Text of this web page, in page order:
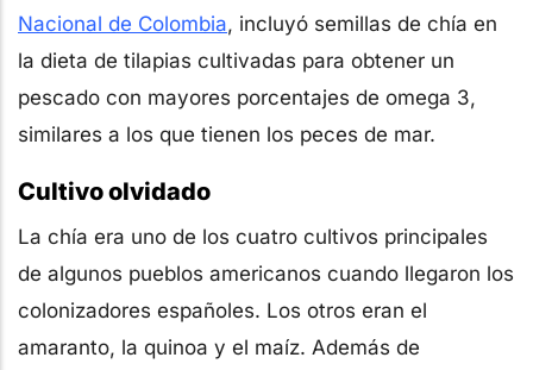
Nacional de Colombia, incluyó semillas de chía en
la dieta de tilapias cultivadas para obtener un
pescado con mayores porcentajes de omega 3,
similares a los que tienen los peces de mar.
Cultivo olvidado
La chía era uno de los cuatro cultivos principales
de algunos pueblos americanos cuando llegaron los
colonizadores españoles. Los otros eran el
amaranto, la quinoa y el maíz. Además de